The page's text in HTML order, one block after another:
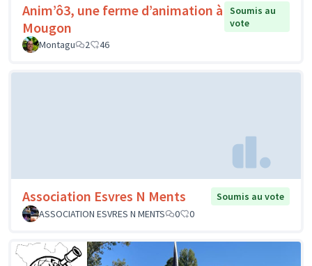
Anim’ô3, une ferme d’animation à
Mougon
Soumis au
vote
Montagu
2 46
Association Esvres N Ments
Soumis au vote
ASSOCIATION ESVRES N MENTS
0 0